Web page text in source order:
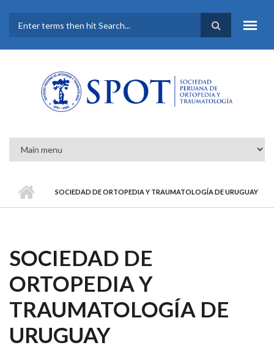
FORMULARIO DE
BÚSQUEDA
SOCIEDAD DE ORTOPEDIA Y TRAUMATOLOGÍA DE URUGUAY
SOCIEDAD DE
ORTOPEDIA Y
TRAUMATOLOGÍA DE
URUGUAY